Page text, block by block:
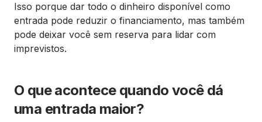
Isso porque dar todo o dinheiro disponível como
entrada pode reduzir o financiamento, mas também
pode deixar você sem reserva para lidar com
imprevistos.
O que acontece quando você dá
uma entrada maior?